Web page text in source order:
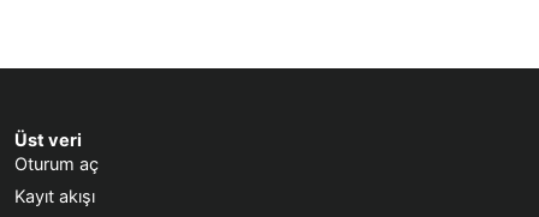
Üst veri
Oturum aç
Kayıt akışı